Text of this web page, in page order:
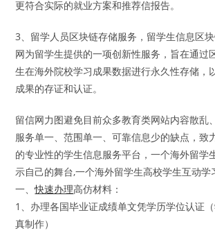
更符合实际的就业方案和推荐信报告。
3、留学人员区块链存储服务，留学生信息区
网为留学生提供的一项创新性服务，旨在通过
生在海外院校学习成果数据进行永久性存储，
成果的存证和认证。
留信网力图避免目前众多教育类网站内容散乱
服务单一、范围单一、可靠信息少的缺点，致
的专业性的学生信息服务平台，一个海外留学
示自己的舞台,一个海外留学生高校学生互动学
一、快速办理高仿材料：
1、办理各国毕业证成绩单文凭学历学位认证
真制作）